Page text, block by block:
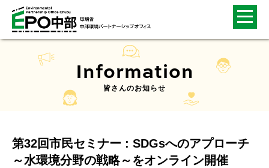
Information
皆さんのお知らせ
第32回市民セミナー : SDGsへのアプローチ
～水環境分野の戦略～をオンライン開催